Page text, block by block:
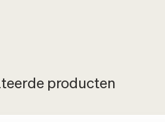
producten